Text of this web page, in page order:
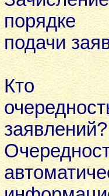
порядке
подачи
Кто
заявлений?